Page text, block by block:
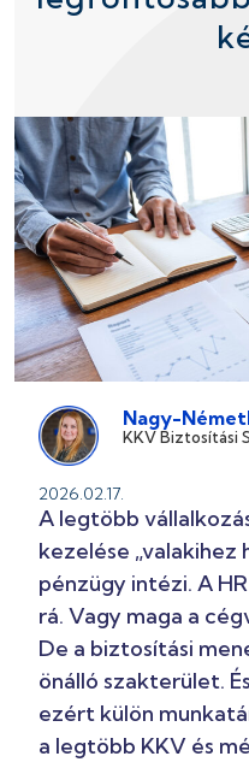
Nagy-
KKV Biztosítási
2026.02.17.
A legtöbb
kezelése „valakihez
pénzügy intézi. A
rá. Vagy maga a
De a biztosítási
önálló szakterület.
ezért külön
a legtöbb KKV és